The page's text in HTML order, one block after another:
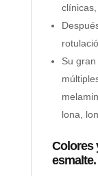
Su
lona,
Colores
esmalte.